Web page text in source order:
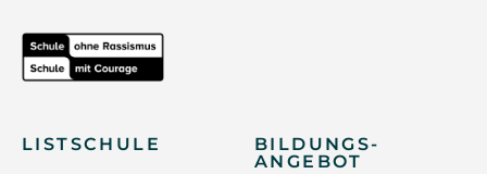
LISTSCHULE
BILDUNGS-
ANGEBOT